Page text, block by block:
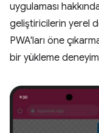
uygulaması
geliştiricilerin yerel
PWA'ları öne
bir yükleme